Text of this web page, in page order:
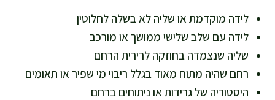
לידה מוקדמת או שליה לא בשלה לחלוטין
לידה עם שלב שלישי ממושך או מורכב
שליה שנצמדה בחוזקה לרירית הרחם
רחם שהיה מתוח מאוד בגלל ריבוי מי שפיר או תאומים
היסטוריה של גרידות או ניתוחים ברחם